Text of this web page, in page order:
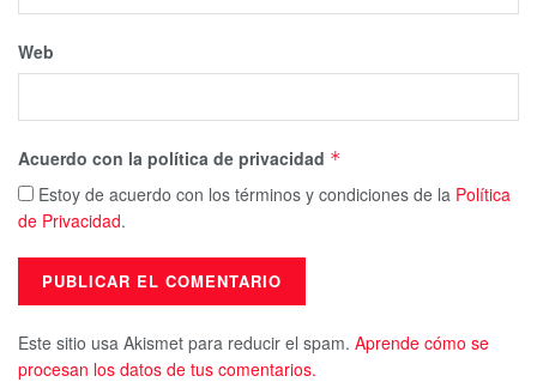
Web
Acuerdo con la política de privacidad *
Estoy de acuerdo con los términos y condiciones de la Política
de Privacidad.
Este sitio usa Akismet para reducir el spam. Aprende cómo se
procesan los datos de tus comentarios.